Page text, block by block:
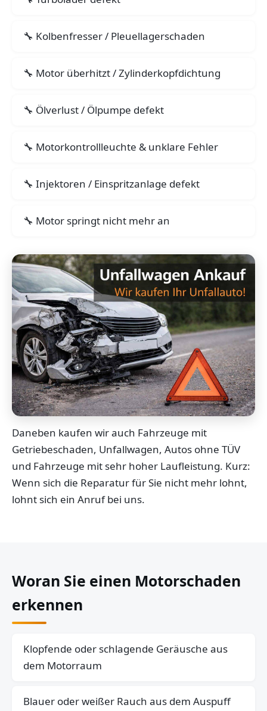
Kolbenfresser / Pleuellagerschaden
Motor überhitzt / Zylinderkopfdichtung
Ölverlust / Ölpumpe defekt
Motorkontrollleuchte & unklare Fehler
Injektoren / Einspritzanlage defekt
Motor springt nicht mehr an
Daneben kaufen wir auch Fahrzeuge mit
Getriebeschaden, Unfallwagen, Autos ohne TÜV
und Fahrzeuge mit sehr hoher Laufleistung. Kurz:
Wenn sich die Reparatur für Sie nicht mehr lohnt,
lohnt sich ein Anruf bei uns.
Woran Sie einen Motorschaden
erkennen
Klopfende oder schlagende Geräusche aus
dem Motorraum
Blauer oder weißer Rauch aus dem Auspuff